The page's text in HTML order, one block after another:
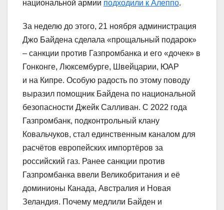
национальной армии подходили к Алеппо.
За неделю до этого, 21 ноября администрация
Джо Байдена сделала «прощальный подарок»
– санкции против Газпромбанка и его «дочек» в
Гонконге, Люксембурге, Швейцарии, ЮАР
и на Кипре. Особую радость по этому поводу
выразил помощник Байдена по национальной
безопасности Джейк Салливан. С 2022 года
Газпромбанк, подконтрольный клану
Ковальчуков, стал единственным каналом для
расчётов европейских импортёров за
российский газ. Ранее санкции против
Газпромбанка ввели Великобритания и её
доминионы Канада, Австралия и Новая
Зеландия. Почему медлили Байден и